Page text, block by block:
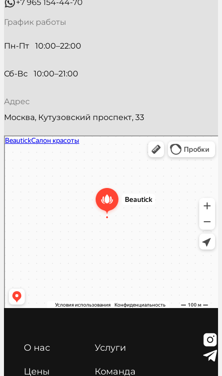
+7 965 154-44-70
График работы
Пн-Пт   10:00–22:00
Сб-Вс   10:00–21:00
Адрес
Москва, Кутузовский проспект, 33
Beautick
Салон красоты в Москве
О нас Услуги
Цены Команда